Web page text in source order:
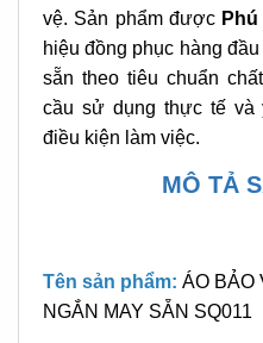
vệ. Sản phẩm được
hiệu đồng phục hàng
sẵn theo tiêu chuẩn
cầu sử dụng thực tế và
điều kiện làm việc.
MÔ TẢ
Tên sản phẩm: ÁO BẢO
NGẮN MAY SẴN SQ011